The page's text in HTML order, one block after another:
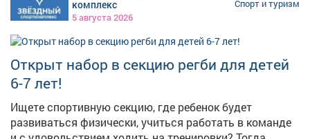
вида профилактических учетов и 3 участника из числа
объединений. Фестиваль начнётся с инструктажа и
разминки с участием Талисманов ГТО. Торжественное
открытие мероприятия станет настоящим
праздником единения и гордости за нашу Родину.
Затем команды примут участие в состязаниях.
Участники должны будут преодолеть физкультурно-
спортивную и военно-патриотическую полосу
комплекс
5 августа 2026
Спорт и туризм
Открыт набор в секцию регби для детей
6-7 лет!
Ищете спортивную секцию, где ребенок будет
развиваться физически, учиться работать в команде